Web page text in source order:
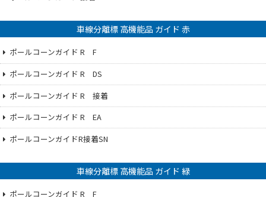
車線分離標 高機能品 ガイド 赤
ポールコーンガイド R F
ポールコーンガイド R DS
ポールコーンガイド R 接着
ポールコーンガイド R EA
ポールコーンガイドR接着SN
車線分離標 高機能品 ガイド 緑
ポールコーンガイド R F